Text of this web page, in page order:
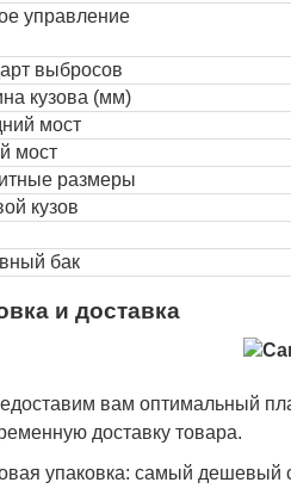
управление
выбросов
кузова (мм)
мост
мост
размеры
кузов
бак
и доставка
вам оптимальный
доставку товара.
упаковка: самый дешевый